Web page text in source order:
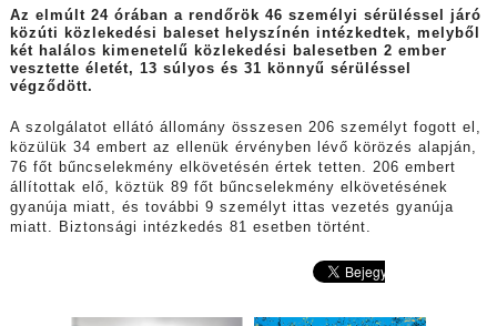
Az elmúlt 24 órában a rendőrök 46 személyi sérüléssel járó
közúti közlekedési baleset helyszínén intézkedtek, melyből
két halálos kimenetelű közlekedési balesetben 2 ember
vesztette életét, 13 súlyos és 31 könnyű sérüléssel
végződött.
A szolgálatot ellátó állomány összesen 206 személyt fogott el,
közülük 34 embert az ellenük érvényben lévő körözés alapján,
76 főt bűncselekmény elkövetésén értek tetten. 206 embert
állítottak elő, köztük 89 főt bűncselekmény elkövetésének
gyanúja miatt, és további 9 személyt ittas vezetés gyanúja
miatt. Biztonsági intézkedés 81 esetben történt.